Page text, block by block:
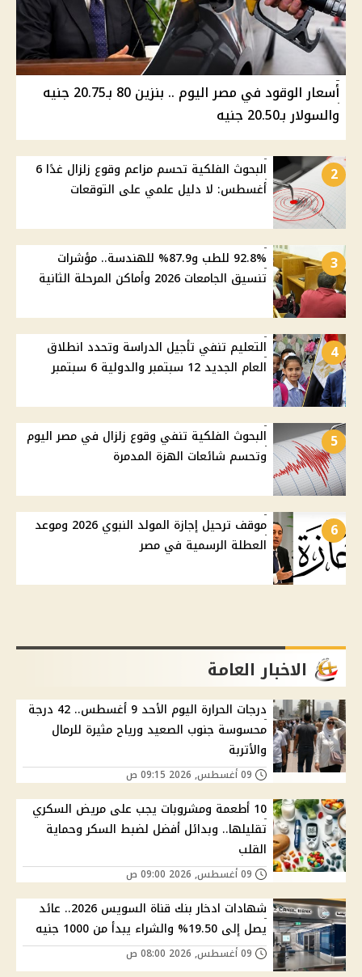
أسعار الوقود في مصر اليوم .. بنزين 80 بـ20.75 جنيه
والسولار بـ20.50 جنيه
2
البحوث الفلكية تحسم مزاعم وقوع زلزال غدًا 6
أغسطس: لا دليل علمي على التوقعات
3
92.8% للطب و87.9% للهندسة.. مؤشرات
تنسيق الجامعات 2026 وأماكن المرحلة الثانية
4
التعليم تنفي تأجيل الدراسة وتحدد انطلاق
العام الجديد 12 سبتمبر والدولية 6 سبتمبر
5
البحوث الفلكية تنفي وقوع زلزال في مصر اليوم
وتحسم شائعات الهزة المدمرة
6
موقف ترحيل إجازة المولد النبوي 2026 وموعد
العطلة الرسمية في مصر
الاخبار العامة
درجات الحرارة اليوم الأحد 9 أغسطس.. 42 درجة
محسوسة جنوب الصعيد ورياح مثيرة للرمال
والأتربة
10 أطعمة ومشروبات يجب على مريض السكري
تقليلها.. وبدائل أفضل لضبط السكر وحماية
القلب
شهادات ادخار بنك قناة السويس 2026.. عائد
يصل إلى 19.50% والشراء يبدأ من 1000 جنيه